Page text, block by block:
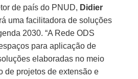
de país do PNUD, Didier
uma facilitadora de soluções
2030. “A Rede ODS
para aplicação de
elaboradas no meio
de projetos de extensão e